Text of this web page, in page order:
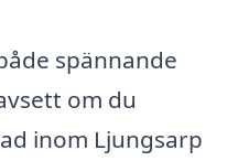
spännande
om du
inom Ljungsarp